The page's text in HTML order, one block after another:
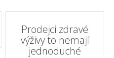
Prodejci zdravé
výživy to nemají
jednoduché